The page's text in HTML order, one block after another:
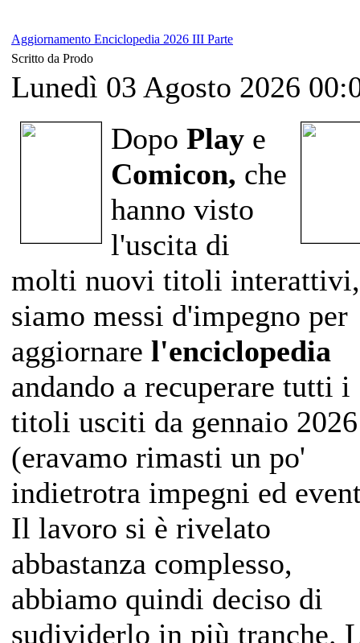
Aggiornamento Enciclopedia 2026 III Parte
Scritto da Prodo
Lunedì 03 Agosto 2026
Dopo Play e
Comicon, che
hanno visto
l'uscita di
molti nuovi titoli
siamo messi d'impegno per
aggiornare l'enciclopedia
andando a recuperare tutti i
titoli usciti da gennaio 2026
(eravamo rimasti un po'
indietrotra impegni ed
Il lavoro si è rivelato
abbastanza complesso,
abbiamo quindi deciso di
sudividerlo in più tranche.